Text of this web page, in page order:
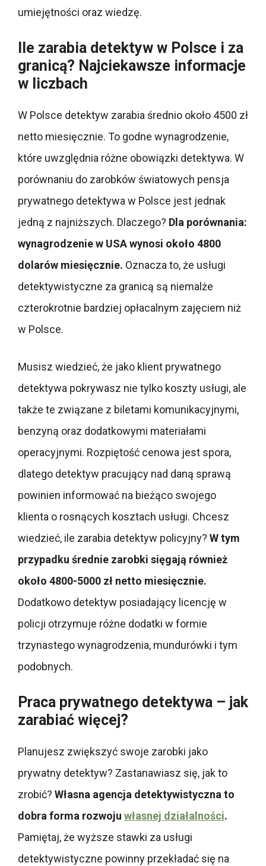
umiejętności oraz wiedzę.
Ile zarabia detektyw w Polsce i za
granicą? Najciekawsze informacje
w liczbach
W Polsce detektyw zarabia średnio około 4500 zł
netto miesięcznie. To godne wynagrodzenie,
które uwzględnia różne obowiązki detektywa. W
porównaniu do zarobków światowych pensja
prywatnego detektywa w Polsce jest jednak
jedną z najniższych. Dlaczego? Dla porównania:
wynagrodzenie w USA wynosi około 4800
dolarów miesięcznie. Oznacza to, że usługi
detektywistyczne za granicą są niemalże
czterokrotnie bardziej opłacalnym zajęciem niż
w Polsce.
Musisz wiedzieć, że jako klient prywatnego
detektywa pokrywasz nie tylko koszty usługi, ale
także te związane z biletami komunikacyjnymi,
benzyną oraz dodatkowymi materiałami
operacyjnymi. Rozpiętość cenowa jest spora,
dlatego detektyw pracujący nad daną sprawą
powinien informować na bieżąco swojego
klienta o rosnących kosztach usługi. Chcesz
wiedzieć, ile zarabia detektyw policyjny? W tym
przypadku średnie zarobki sięgają również
około 4800-5000 zł netto miesięcznie.
Dodatkowo detektyw posiadający licencję w
policji otrzymuje różne dodatki w formie
trzynastego wynagrodzenia, mundurówki i tym
podobnych.
Praca prywatnego detektywa – jak
zarabiać więcej?
Planujesz zwiększyć swoje zarobki jako
prywatny detektyw? Zastanawiasz się, jak to
zrobić? Własna agencja detektywistyczna to
dobra forma rozwoju własnej działalności.
Pamiętaj, że wyższe stawki za usługi
detektywistyczne powinny przekładać się na